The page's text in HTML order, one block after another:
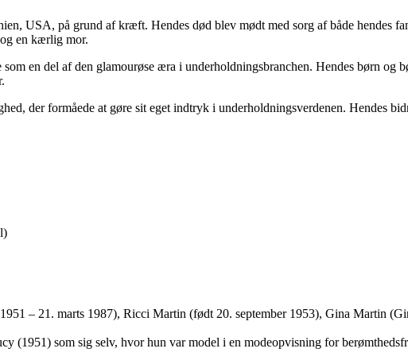
USA, på grund af kræft. Hendes død blev mødt med sorg af både hendes
en kærlig mor.
en del af den glamourøse æra i underholdningsbranchen. Hendes børn
der formåede at gøre sit eget indtryk i underholdningsverdenen. Hendes
– 21. marts 1987), Ricci Martin (født 20. september 1953), Gina Martin
(1951) som sig selv, hvor hun var model i en modeopvisning for